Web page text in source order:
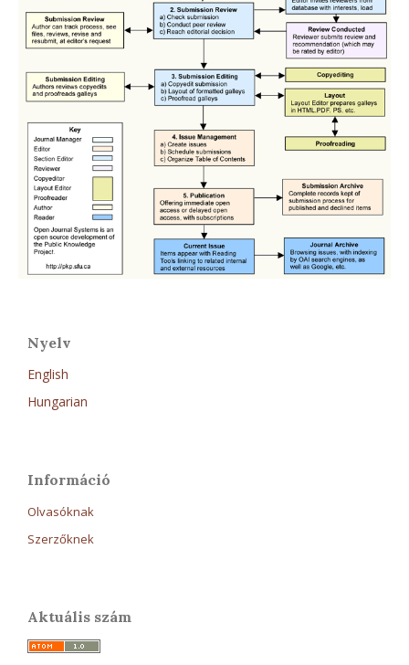
Nyelv
English
Hungarian
Információ
Olvasóknak
Szerzőknek
Aktuális szám